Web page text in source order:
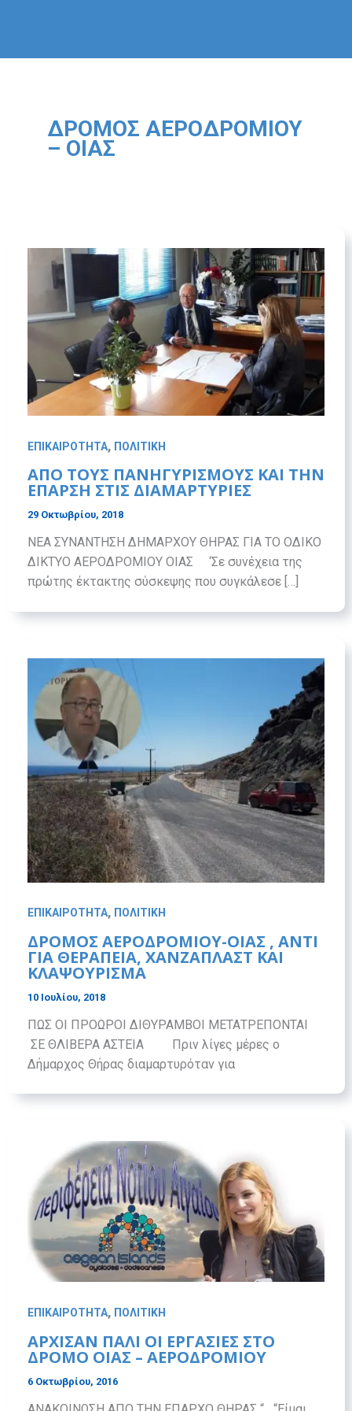
ΔΡΌΜΟΣ ΑΕΡΟΔΡΟΜΊΟΥ
– ΟΊΑΣ
ΕΠΙΚΑΙΡΟΤΗΤΑ, ΠΟΛΙΤΙΚΗ
ΑΠΟ ΤΟΥΣ ΠΑΝΗΓΥΡΙΣΜΟΥΣ ΚΑΙ ΤΗΝ
ΕΠΑΡΣΗ ΣΤΙΣ ΔΙΑΜΑΡΤΥΡΙΕΣ
29 Οκτωβρίου, 2018
ΝΕΑ ΣΥΝΑΝΤΗΣΗ ΔΗΜΑΡΧΟΥ ΘΗΡΑΣ ΓΙΑ ΤΟ ΟΔΙΚΟ
ΔΙΚΤΥΟ ΑΕΡΟΔΡΟΜΙΟΥ ΟΙΑΣ ‘Σε συνέχεια της
πρώτης έκτακτης σύσκεψης που συγκάλεσε […]
ΕΠΙΚΑΙΡΟΤΗΤΑ, ΠΟΛΙΤΙΚΗ
ΔΡΟΜΟΣ ΑΕΡΟΔΡΟΜΙΟΥ-ΟΙΑΣ , ΑΝΤΙ
ΓΙΑ ΘΕΡΑΠΕΙΑ, ΧΑΝΖΑΠΛΑΣΤ ΚΑΙ
ΚΛΑΨΟΥΡΙΣΜΑ
10 Ιουλίου, 2018
ΠΩΣ ΟΙ ΠΡΟΩΡΟΙ ΔΙΘΥΡΑΜΒΟΙ ΜΕΤΑΤΡΕΠΟΝΤΑΙ
ΣΕ ΘΛΙΒΕΡΑ ΑΣΤΕΙΑ Πριν λίγες μέρες ο
Δήμαρχος Θήρας διαμαρτυρόταν για
ΕΠΙΚΑΙΡΟΤΗΤΑ, ΠΟΛΙΤΙΚΗ
ΑΡΧΙΣΑΝ ΠΑΛΙ ΟΙ ΕΡΓΑΣΙΕΣ ΣΤΟ
ΔΡΟΜΟ ΟΙΑΣ – ΑΕΡΟΔΡΟΜΙΟΥ
6 Οκτωβρίου, 2016